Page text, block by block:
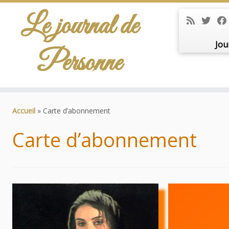
Le journal de
Personne
Accueil » Carte d’abonnement
Carte d’abonnement